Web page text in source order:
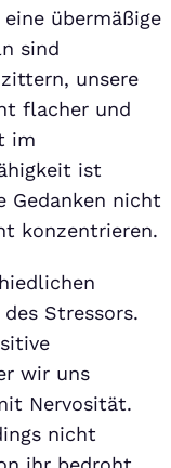
übermäßige
sind
unsere
flacher und
im
ist
Gedanken nicht
konzentrieren.
Stressors.
wir uns
Nervosität.
nicht